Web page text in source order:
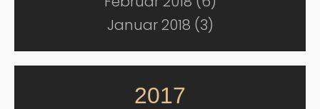
Januar 2018 (3)
2017